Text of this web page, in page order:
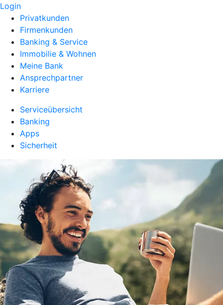
Login
Privatkunden
Firmenkunden
Banking & Service
Immobilie & Wohnen
Meine Bank
Ansprechpartner
Karriere
Serviceübersicht
Banking
Apps
Sicherheit